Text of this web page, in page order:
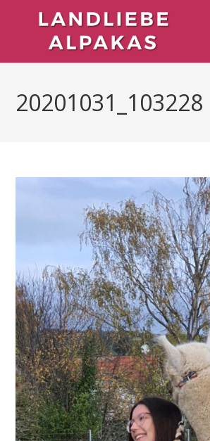
20201031_103228